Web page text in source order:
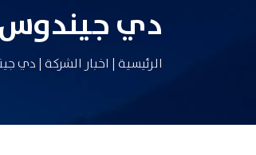
دي جيندوس:
الرئيسية | اخبار الشركة | دي